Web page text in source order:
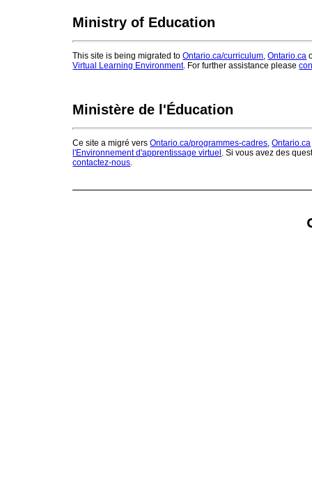
Ministry of Education
This site is being migrated toOntario.ca/curriculum ,Ontario.ca
Virtual Learning Environment. For further assistance please
Ministère de l'Éducation
Ce site a migré versOntario.ca/programmes-cadres ,Ontario.ca
l'Environnement d'apprentissage virtuel . Si vous avez des
contactez-nous